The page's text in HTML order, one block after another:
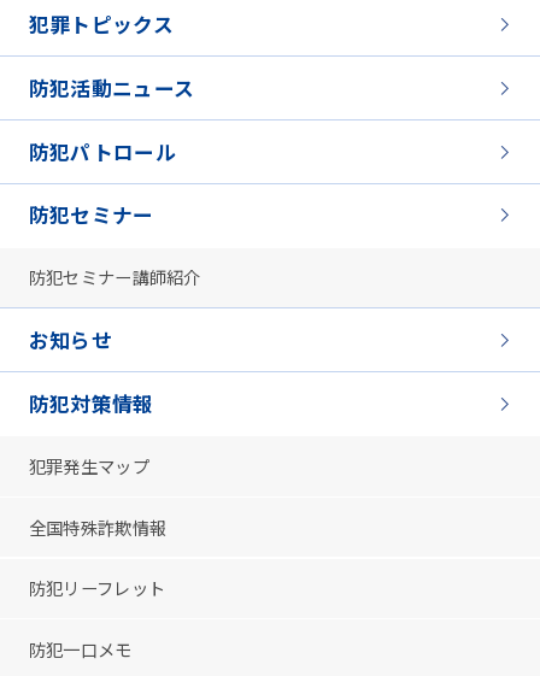
犯罪トピックス
防犯活動ニュース
防犯パトロール
防犯セミナー
防犯セミナー講師紹介
お知らせ
防犯対策情報
犯罪発生マップ
全国特殊詐欺情報
防犯リーフレット
防犯一口メモ